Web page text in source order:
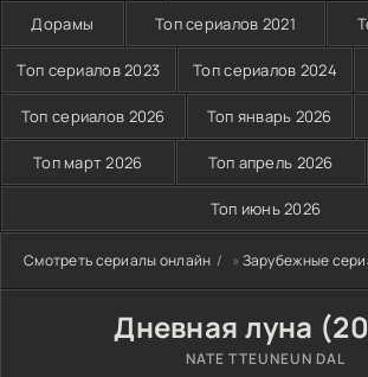
Дорамы Топ сериалов 2021
Топ сериалов 2023 Топ сериалов 2024
Топ сериалов 2026 Топ январь 2026
Топ март 2026 Топ апрель 2026
Топ июнь 2026
Смотреть сериалы онлайн » Зарубежные
Дневная луна
NATE TTEUNEUN DAL